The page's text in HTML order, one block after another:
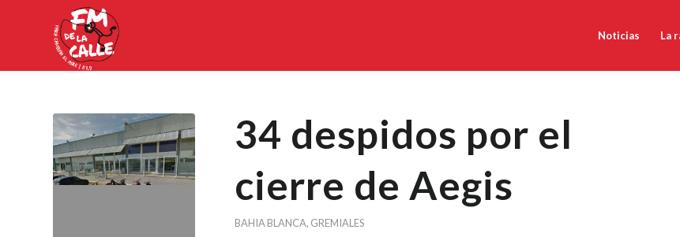
Noticias La
34 despidos por el
cierre de Aegis
BAHIA BLANCA, GREMIALES